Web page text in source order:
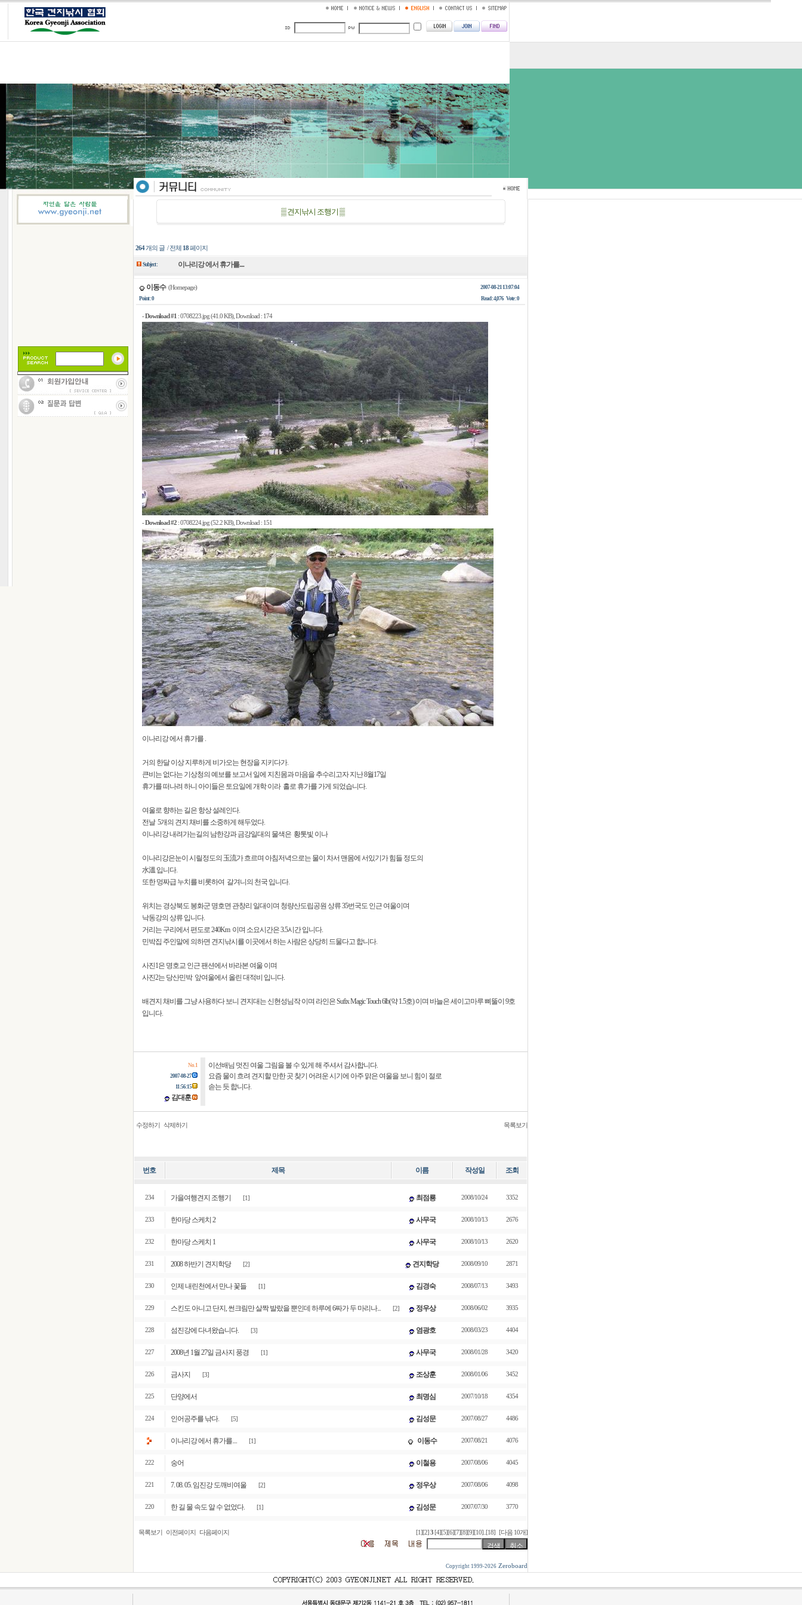
▒ 견지낚시 조행기 ▒
264개의 글 / 전체 18페이지
Subject : 이나리강 에서 휴가를....
이동수 (Homepage)
2007-08-21 13:07:04
Point : 0
Read :4,076Vote :0
-Download #1 :0708223.jpg (41.0 KB), Download : 174
-Download #2 :0708224.jpg (52.2 KB), Download : 151
이나리강 에서 휴가를 .
거의 한달 이상 지루하게 비가오는 현장을 지키다가.
큰비는 없다는 기상청의 예보를 보고서 일에 지친몸과 마음을 추수리고자 지난 8월17일
휴가를 떠나려 하니 아이들은 토요일에 개학 이라 홀로 휴가를 가게 되었습니다.
여울로 향하는 길은 항상 설레인다.
전날 5개의 견지 채비를 소중하게 해두었다.
이나리강 내려가는길의 남한강과 금강일대의 물색은 황톳빛 이나
이나리강은눈이 시릴정도의 玉流가 흐르며 아침저녁으로는 물이 차서 맨몸에 서있기가 힘들 정도의
水溫 입니다.
또한 멍짜급 누치를 비롯하여 갈겨니의 천국 입니다.
위치는 경상북도 봉화군 명호면 관창리 일대이며 청량산도립공원 상류 35번국도 인근 여울이며
낙동강의 상류 입니다.
거리는 구리에서 편도로 240Km 이며 소요시간은 3.5시간 입니다.
민박집 주인말에 의하면 견지낚시를 이곳에서 하는 사람은 상당히 드물다고 합니다.
사진1은 명호교 인근 팬션에서 바라본 여울 이며
사진2는 당산민박 앞여울에서 올린 대적비 입니다.
배견지 채비를 그냥 사용하다 보니 견지대는 신현성님작 이며 라인은 Sufix Magic Touch 6lb(약 1.5호) 이며 바늘은 세이고마루 삐뚤이 9호
입니다.
No. 1
2007-08-27
11:56:15
김대훈
이선배님 멋진 여울 그림을 볼 수 있게 해 주셔서 감사합니다.
요즘 물이 흐려 견지할 만한 곳 찾기 어려운 시기에 아주 맑은 여울을 보니 힘이 절로
솓는 듯 합니다.
수정하기 삭제하기 목록보기
번호 제목 이름 작성일 조회
234 가을여행견지 조행기 [1] 최점룡 2008/10/24 3352
233 한마당 스케치 2 사무국 2008/10/13 2676
232 한마당 스케치 1 사무국 2008/10/13 2620
231 2008 하반기 견지학당 [2] 견지학당 2008/09/10 2871
230 인제 내린천에서 만나 꽃들 [1] 김경숙 2008/07/13 3493
229 스킨도 아니고 단지, 썬크림만 살짝 발랐을 뿐인데 하루에 6짜가 두 마리나... [2] 정우상 2008/06/02 3935
228 섬진강에 다녀왔습니다. [3] 염광호 2008/03/23 4404
227 2008년 1월 27일 금사지 풍경 [1] 사무국 2008/01/28 3420
226 금사지 [3] 조상훈 2008/01/06 3452
225 단양에서 최명심 2007/10/18 4354
224 인어공주를 낚다. [5] 김성문 2007/08/27 4486
이나리강 에서 휴가를.... [1] 이동수 2007/08/21 4076
222 숭어 이철용 2007/08/06 4045
221 7. 08. 05. 임진강 도깨비여울 [2] 정우상 2007/08/06 4098
220 한 길 물 속도 알 수 없었다. [1] 김성문 2007/07/30 3770
목록보기 이전페이지 다음페이지 [1][2] 3 [4][5][6][7][8][9][10] [18] [다음 10개]
Copyright 1999-2026 Zeroboard